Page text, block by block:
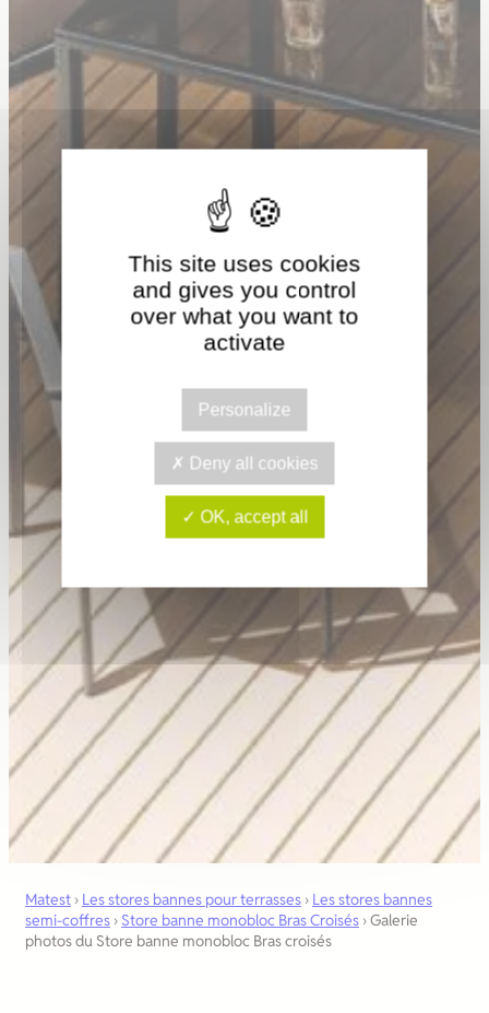
Matest › Les stores bannes pour terrasses › Les stores bannes
semi-coffres › Store banne monobloc Bras Croisés ›Galerie
photos du Store banne monobloc Bras croisés
This site uses cookies
and gives you control
over what you want to
activate
Personalize
Deny all cookies
OK, accept all